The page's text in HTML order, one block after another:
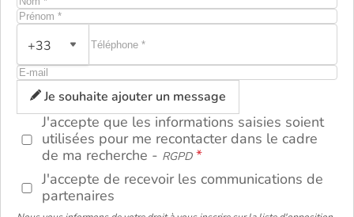
+33
Je souhaite ajouter un message
J'accepte que les informations saisies soient
utilisées pour me recontacter dans le cadre
de ma recherche - RGPD
J'accepte de recevoir les communications de
partenaires
ou